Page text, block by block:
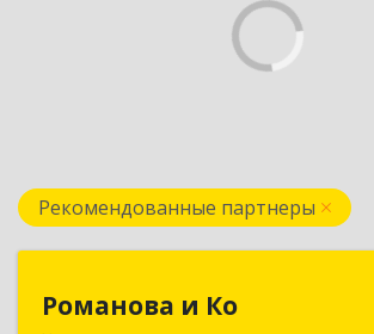
Рекомендованные партнеры
Романова и Ко